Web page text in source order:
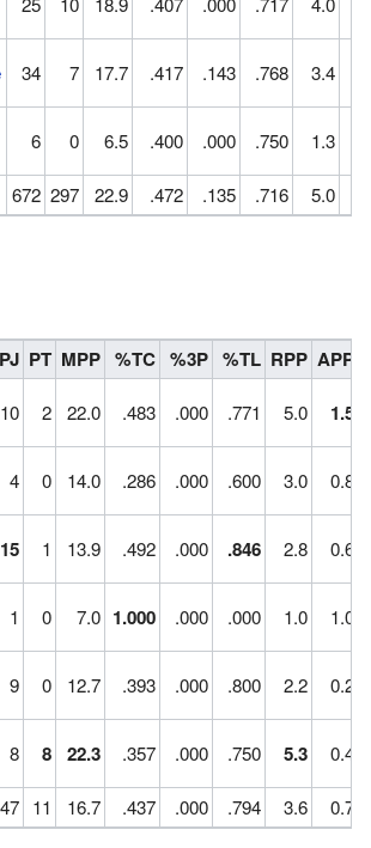
34 7 17.7 .417 .143 .768 3.4
6 0 6.5 .400 .000 .750 1.3
672 297 22.9 .472 .135 .716 5.0
PJ PT MPP %TC %3P %TL RPP APP
10 2 22.0 .483 .000 .771 5.0 1.5
4 0 14.0 .286 .000 .600 3.0 0.8
15 1 13.9 .492 .000 .846 2.8 0.6
1 0 7.0 1.000 .000 .000 1.0 1.0
9 0 12.7 .393 .000 .800 2.2 0.2
8 8 22.3 .357 .000 .750 5.3 0.4
47 11 16.7 .437 .000 .794 3.6 0.7